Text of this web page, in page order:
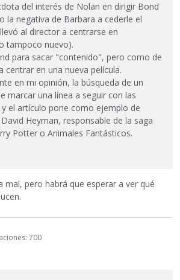
del interés de Nolan en dirigir Bond
la negativa de Barbara a cederle el
al director a centrarse en
tampoco nuevo).
para sacar "contenido", pero como de
centrar en una nueva película.
en mi opinión, la búsqueda de un
marcar una línea a seguir con las
el artículo pone como ejemplo de
Heyman, responsable de la saga
Potter o Animales Fantásticos.
mal, pero habrá que esperar a ver qué
700